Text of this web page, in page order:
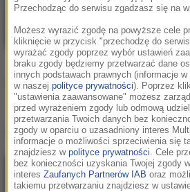
Podziel się:
TeledyskChermée - gdy
Przechodząc do serwisu zgadzasz się na
Możesz wyrazić zgodę na powyższe cele
kliknięcie w przycisk "przechodzę do
wyrażać zgody poprzez wybór ustawień
braku zgody będziemy przetwarzać dane
innych podstawach prawnych (informacje
w naszej polityce prywatności). Poprzez
"ustawienia zaawansowane" możesz
przed wyrażeniem zgody lub odmową
przetwarzania Twoich danych bez
zgody w oparciu o uzasadniony interes
informacje o możliwości sprzeciwienia się
znajdziesz w polityce prywatności. Cele
bez konieczności uzyskania Twojej zgody
interes Zaufanych Partnerów IAB oraz
takiemu przetwarzaniu znajdziesz w